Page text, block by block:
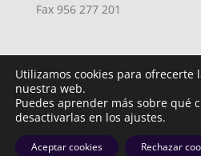
Fax 956 277 201
iNova Cloud. ©
Política privacidad|
Utilizamos cookies para ofrecerte
nuestra web.
Puedes aprender más sobre qué
desactivarlas en los ajustes.
Aceptar cookies Rechazar